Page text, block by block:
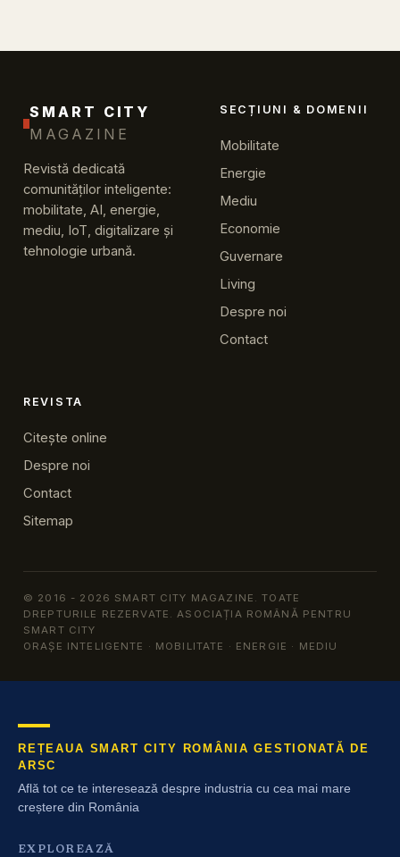
SMART CITY
MAGAZINE
Revistă dedicată
comunităților inteligente:
mobilitate, AI, energie,
mediu, IoT, digitalizare și
tehnologie urbană.
SECȚIUNI & DOMENII
Mobilitate
Energie
Mediu
Economie
Guvernare
Living
Despre noi
Contact
REVISTA
Citește online
Despre noi
Contact
Sitemap
© 2016 - 2026 SMART CITY MAGAZINE. TOATE
DREPTURILE REZERVATE. ASOCIAȚIA ROMÂNĂ PENTRU
SMART CITY
ORAȘE INTELIGENTE · MOBILITATE · ENERGIE · MEDIU
REȚEAUA SMART CITY ROMÂNIA GESTIONATĂ DE
ARSC
Află tot ce te interesează despre industria cu cea mai mare
creștere din România
EXPLOREAZĂ